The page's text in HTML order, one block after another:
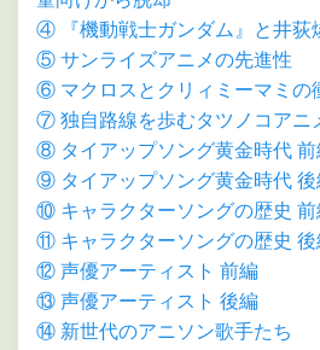
④ 『機動戦士ガンダム』と井荻
⑤ サンライズアニメの先進性
⑥ マクロスとクリィミーマミの
⑦ 独自路線を歩むタツノコアニ
⑧ タイアップソング黄金時代 前
⑨ タイアップソング黄金時代 後
⑩ キャラクターソングの歴史 前
⑪ キャラクターソングの歴史 後
⑫ 声優アーティスト 前編
⑬ 声優アーティスト 後編
⑭ 新世代のアニソン歌手たち